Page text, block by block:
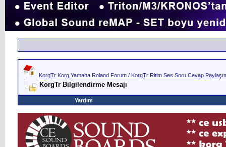
KorgTr Korg Yamaha Roland Forum / KorgTr Ritim Ses Soru Cevap
KorgTr Bilgilendirme Mesajı
Yardım